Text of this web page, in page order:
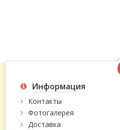
Информация
Контакты
Фотогалерея
Доставка